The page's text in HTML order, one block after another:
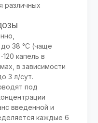
различных
38 °С (чаще
капель в
в зависимости
3 л/сут.
под
введенной и
каждые 6